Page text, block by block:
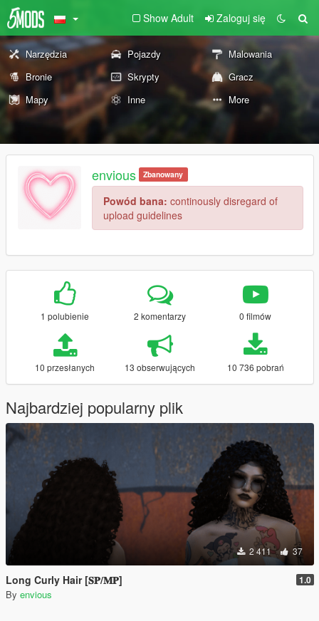
Show Adult Zaloguj się
Narzędzia Pojazdy
Malowania
Bronie
Skrypty
Gracz
Mapy
Inne More
envious Zbanowany
Powód bana: continously disregard of
upload guidelines
1 polubienie 2 komentarzy 0 filmów
10 przesłanych 13 obserwujących 10 736 pobrań
Najbardziej popularny plik
2 411 37
Long Curly Hair [𝐒𝐏/𝐌𝐏] 1.0
By envious